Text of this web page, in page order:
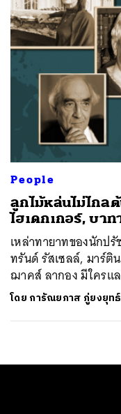
People
ลูกไม้หล่นไม่ไกล
ไฮเดกเกอร์, บา
เหล่าทายาทของนักป
ทรันด์ รัสเซลล์, มาร์ติ
ฌาคส์ ลากอง มีใครแ
โดย การัณยภาส ภู่ยงยุทธ์
ค้นหา
SHARE